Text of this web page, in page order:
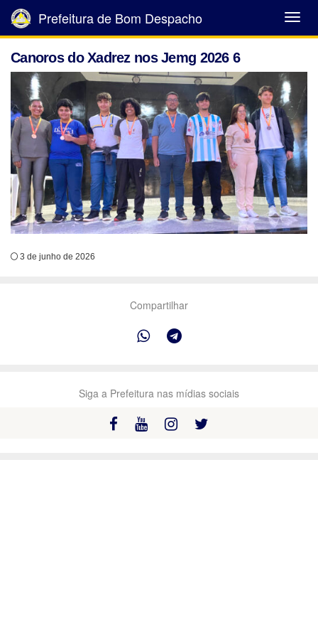
Abrir
Menu
Prefeitura de Bom Despacho
Canoros do Xadrez nos Jemg 2026 6
3 de junho de 2026
Compartilhar
Siga a Prefeitura nas mídias sociais